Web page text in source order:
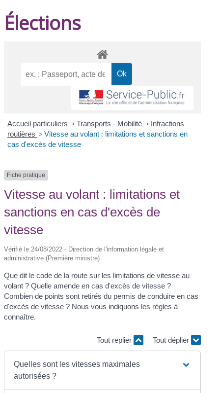
Élections
Accueil particuliers > Transports - Mobilité > Infractions
routières > Vitesse au volant : limitations et sanctions en
cas d'excès de vitesse
Fiche pratique
Vitesse au volant : limitations et
sanctions en cas d'excès de
vitesse
Vérifié le 24/08/2022 - Direction de l'information légale et
administrative (Première ministre)
Que dit le code de la route sur les limitations de vitesse au
volant ? Quelle amende en cas d'excès de vitesse ?
Combien de points sont retirés du permis de conduire en cas
d'excès de vitesse ? Nous vous indiquons les règles à
connaître.
Tout replier Tout déplier
Quelles sont les vitesses maximales
autorisées ?